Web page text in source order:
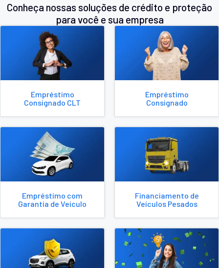
Conheça nossas soluções de crédito e proteção
para você e sua empresa
Empréstimo
Consignado CLT
Empréstimo
Consignado
Empréstimo com
Garantia de Veículo
Financiamento de
Veículos Pesados